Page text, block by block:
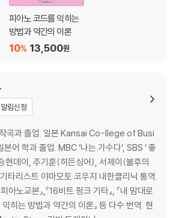
게 익힐 수 있는 숫자법칙 53
어 올린다 54
다 56
하면 편리하다 57
59
한다 60
피아노 코드를 익히는
방법과 약간의 이론
13,500원
10%
림신청
곡과 졸업. 일본 Kansai Co-llege of Busi
학과 졸업. MBC ‘나는 가수다’, SBS ‘ 좋
현데이, 주기훈(히든싱어), 서제이(불후의
타리스트 야마모토 코우지 내한클리닉 통역.
아노교본』,『16비트 펑크 기타』, 『내 맘대로
익히는 방법과 약간의 이론』 등 다수 번역. 현